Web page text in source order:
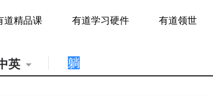
道精品课 有道学习硬件 有道领世
英